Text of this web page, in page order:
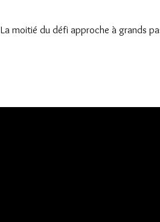
moitié du défi approche à grands